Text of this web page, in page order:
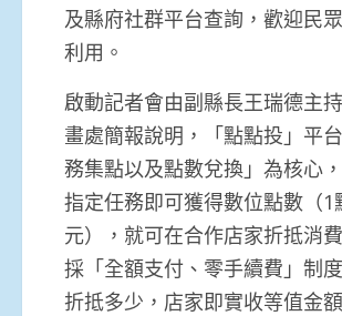
及縣府社群平台查詢，歡迎民
利用。
啟動記者會由副縣長王瑞德主
畫處簡報說明，「點點投」平
務集點以及點數兌換」為核心
指定任務即可獲得數位點數（1
元），就可在合作店家折抵消
採「全額支付、零手續費」制
折抵多少，店家即實收等值金